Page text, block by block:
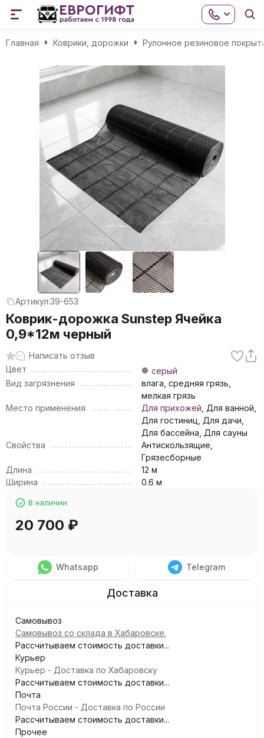
Главная Коврики, дорожки Рулонное резиновое
Артикул:39-653
Коврик-дорожка Sunstep Ячейка
0,9*12м черный
Написать отзыв
Цвет
серый
Вид загрязнения
влага, средняя грязь,
мелкая грязь
Место применения
Для прихожей , Для ванной,
Для гостиниц, Для дачи,
Для бассейна, Для сауны
Свойства
Антискользящие,
Грязесборные
Длина
12 м
Ширина
0.6 м
В наличии
20 700 ₽
Whatsapp Telegram
Самовывоз
Самовывоз со склада в Хабаровске.
Рассчитываем стоимость доставки...
Курьер
Курьер - Доставка по Хабаровску
Рассчитываем стоимость доставки...
Почта
Почта России - Доставка по России
Рассчитываем стоимость доставки...
Прочее